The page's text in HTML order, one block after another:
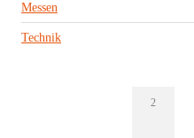
Messen
Technik
2